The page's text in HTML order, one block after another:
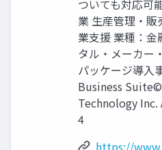
ついても対応可
業 生産管理・
業支援 業種：
タル・メーカー
パッケージ導入
Business
Technology Inc.
4